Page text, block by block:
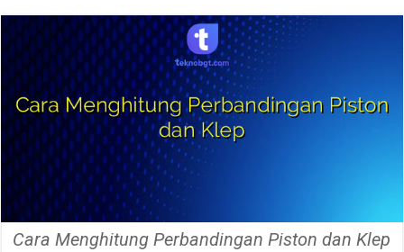
Cara Menghitung Perbandingan Piston dan Klep